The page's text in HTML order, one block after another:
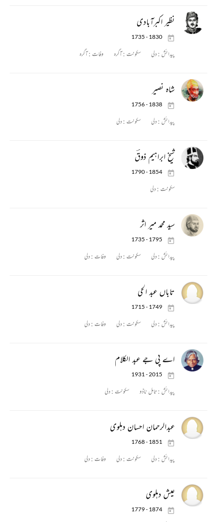
نظیر اکبرآبادی
1735 - 1830
پیدائش :دلی سکونت :آگرہ وفات :آگرہ
شاہ نصیر
1756 - 1838
پیدائش :دلی سکونت :دلی
شیخ ابراہیم ذوقؔ
1790 - 1854
سکونت :دلی
سید محمد میر اثر
1735 - 1795
پیدائش :دلی سکونت :دلی وفات :دلی
تاباں عبد الحی
1715 - 1749
پیدائش :دلی سکونت :دلی وفات :دلی
اے پی جے عبد الکلام
1931 - 2015
پیدائش :تامل ناڈو سکونت :دلی
عبدالرحمان احسان دہلوی
1768 - 1851
پیدائش :دلی سکونت :دلی وفات :دلی
عیش دہلوی
1779 - 1874